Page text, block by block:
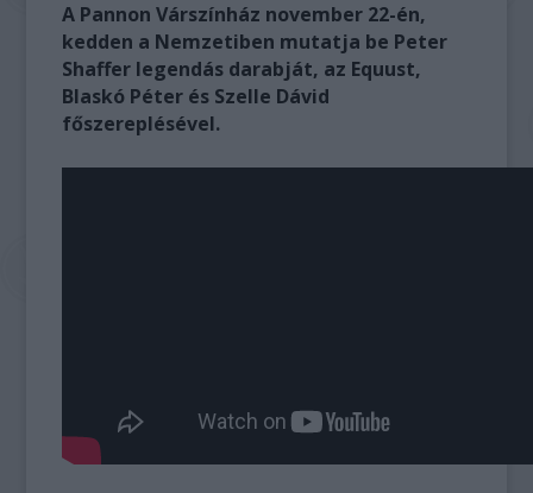
A Pannon Várszínház november 22-én,
kedden a Nemzetiben mutatja be Peter
Shaffer legendás darabját, az Equust,
Blaskó Péter és Szelle Dávid
főszereplésével.